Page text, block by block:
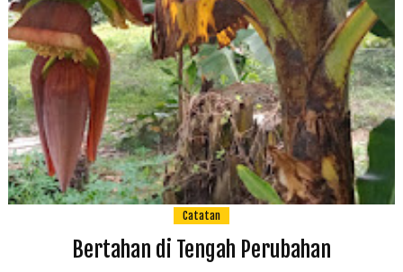
Catatan
Bertahan di Tengah Perubahan